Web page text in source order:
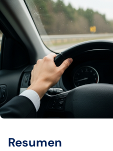
Resumen